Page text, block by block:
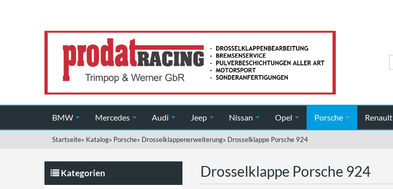
BMW Mercedes Audi Jeep Nissan Opel Porsche Renault
Startseite» Katalog» Porsche» Drosselklappenerweiterung» Drosselklappe Porsche 924
Drosselklappe Porsche 924
Kategorien